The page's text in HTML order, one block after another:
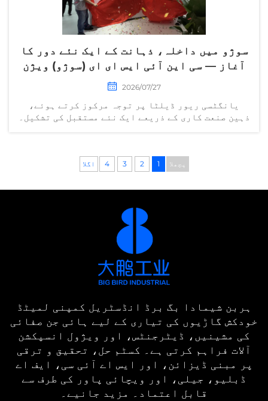
سوژو میں داخلہ، ذہانت کے ایک نئے دور کا
آغاز — سی این آئی ایس ای ای (سوژو) ویژن
ٹیک کمپنی لمیٹڈ کے عظیم الشان افتتاح پر
2026/07/27
یانگٹسی ریور ڈیلٹا پر توجہ مرکوز کرتے ہوئے،
ذہین صنعت کاری کے ذریعے ایک نئے مستقبل کی تشکیل۔
آئی ایس ای ای" کہا جائے گا)…
پچھلا 1
2
3
4 اگلا
ہربن شیمادا بگ برڈ انڈسٹریل کمپنی لمیٹڈ
خودکش گاڑیوں کی تیاری کے لیے ہائی جن صفائی
کی مشینیں، ڈیٹرجنٹس، اور ویژول انسپکشن
آلات فراہم کرتی ہے۔ کسٹم حل، تحقیق و ترقی
پر مبنی ڈیزائن، اور ایس اے آئی سی، ایف اے
ڈبلیو، جیلی، اور ویچائی پاور کی طرف سے
قابل اعتماد۔ مزید جانیے۔